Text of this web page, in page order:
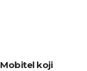
koji